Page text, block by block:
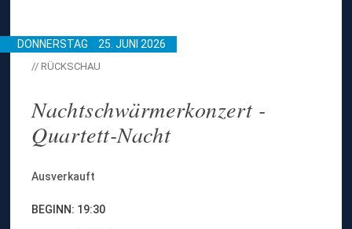
DONNERSTAG 25. JUNI 2026
// RÜCKSCHAU
Nachtschwärmerkonzert -
Quartett-Nacht
Ausverkauft
BEGINN: 19:30